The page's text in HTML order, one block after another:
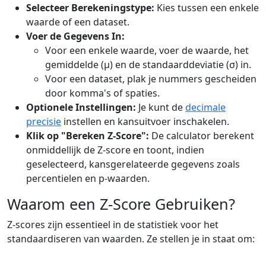
Selecteer Berekeningstype: Kies tussen een enkele
waarde of een dataset.
Voer de Gegevens In:
Voor een enkele waarde, voer de waarde, het
gemiddelde (μ) en de standaarddeviatie (σ) in.
Voor een dataset, plak je nummers gescheiden
door komma's of spaties.
Optionele Instellingen: Je kunt dedecimale
precisie instellen en kansuitvoer inschakelen.
Klik op "Bereken Z-Score": De calculator berekent
onmiddellijk de Z-score en toont, indien
geselecteerd, kansgerelateerde gegevens zoals
percentielen en p-waarden.
Waarom een Z-Score Gebruiken?
Z-scores zijn essentieel in de statistiek voor het
standaardiseren van waarden. Ze stellen je in staat om: